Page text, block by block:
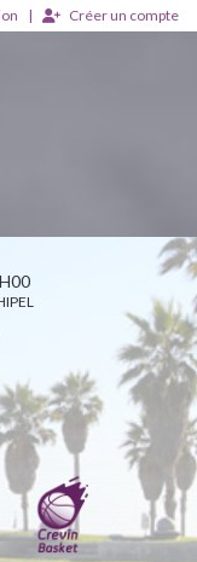
Créer un compte